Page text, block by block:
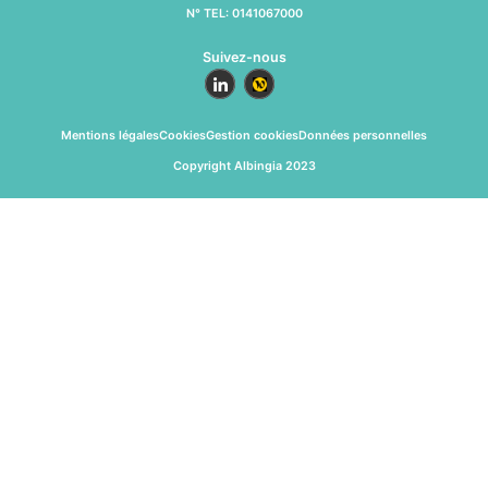
N° TEL: 0141067000
Suivez-nous
Mentions légalesCookiesGestion cookiesDonnées personnelles
Copyright Albingia 2023